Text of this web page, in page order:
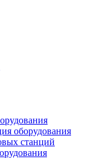
оборудования
станций